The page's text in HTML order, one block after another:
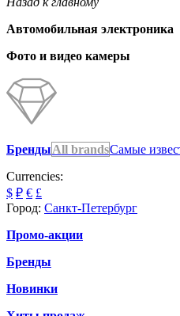
Автомобильная электроника
Фото и видео камеры
БрендыAll brandsСамые
Currencies:
$ ₽ € £
Город: Санкт-Петербург
Промо-акции
Бренды
Новинки